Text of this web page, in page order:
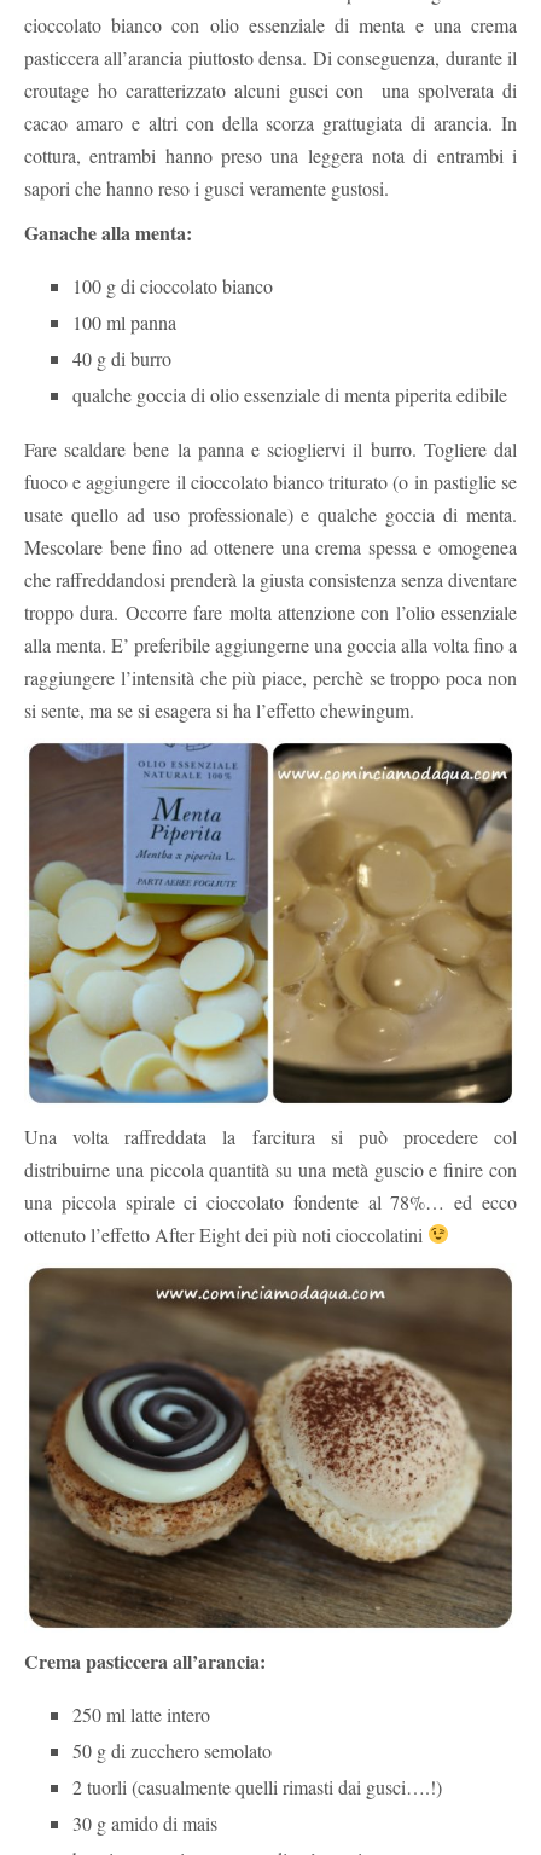
cioccolato bianco con olio essenziale di menta e una crema
pasticcera all’arancia piuttosto densa. Di conseguenza, durante il
croutage ho caratterizzato alcuni gusci con una spolverata di
cacao amaro e altri con della scorza grattugiata di arancia. In
cottura, entrambi hanno preso una leggera nota di entrambi i
sapori che hanno reso i gusci veramente gustosi.
Ganache alla menta:
100 g di cioccolato bianco
100 ml panna
40 g di burro
qualche goccia di olio essenziale di menta piperita edibile
Fare scaldare bene la panna e sciogliervi il burro. Togliere dal
fuoco e aggiungere il cioccolato bianco triturato (o in pastiglie se
usate quello ad uso professionale) e qualche goccia di menta.
Mescolare bene fino ad ottenere una crema spessa e omogenea
che raffreddandosi prenderà la giusta consistenza senza diventare
troppo dura. Occorre fare molta attenzione con l’olio essenziale
alla menta. E’ preferibile aggiungerne una goccia alla volta fino a
raggiungere l’intensità che più piace, perchè se troppo poca non
si sente, ma se si esagera si ha l’effetto chewingum.
Una volta raffreddata la farcitura si può procedere col
distribuirne una piccola quantità su una metà guscio e finire con
una piccola spirale ci cioccolato fondente al 78%… ed ecco
ottenuto l’effetto After Eight dei più noti cioccolatini
Crema pasticcera all’arancia:
250 ml latte intero
50 g di zucchero semolato
2 tuorli (casualmente quelli rimasti dai gusci….!)
30 g amido di mais